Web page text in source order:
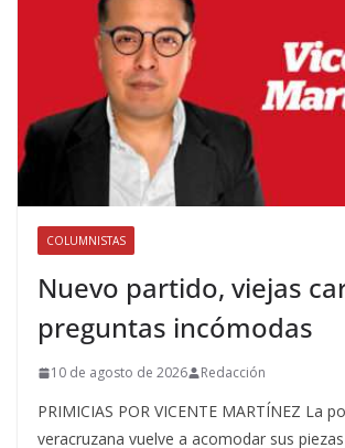
COLUMNISTAS
Nuevo partido, viejas
preguntas incómodas
10 de agosto de 2026 Redacción
PRIMICIAS POR VICENTE MARTÍNEZ La
veracruzana vuelve a acomodar sus